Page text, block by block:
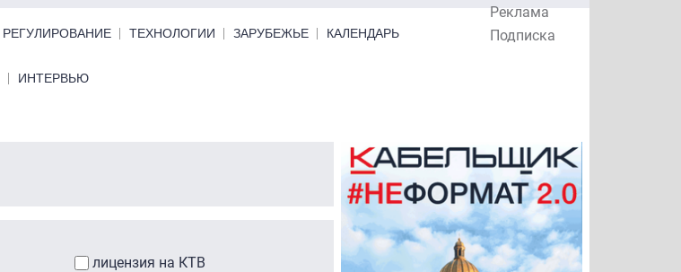
Реклама
Подписка
РЕГУЛИРОВАНИЕ ТЕХНОЛОГИИ ЗАРУБЕЖЬЕ КАЛЕНДАРЬ
ИНТЕРВЬЮ
лицензия на КТВ